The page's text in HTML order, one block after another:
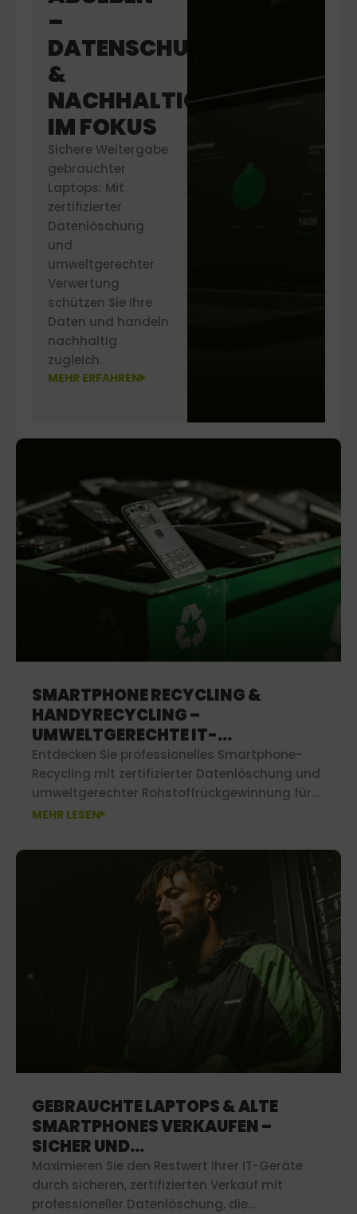
–
DATENSCHUTZ
&
NACHHALTIGKEIT
IM FOKUS
Sichere Weitergabe
gebrauchter
Laptops: Mit
zertifizierter
Datenlöschung
und
umweltgerechter
Verwertung
schützen Sie Ihre
Daten und handeln
nachhaltig
zugleich.
MEHR ERFAHREN
SMARTPHONE RECYCLING &
HANDYRECYCLING –
UMWELTGERECHTE IT-
ENTSORGUNG BEI SECOND IT
Entdecken Sie professionelles Smartphone-
Recycling mit zertifizierter Datenlöschung und
umweltgerechter Rohstoffrückgewinnung für
maximale Sicherheit und Nachhaltigkeit.
MEHR LESEN
GEBRAUCHTE LAPTOPS & ALTE
SMARTPHONES VERKAUFEN –
SICHER UND
DATENSCHUTZGERECHT
Maximieren Sie den Restwert Ihrer IT-Geräte
durch sicheren, zertifizierten Verkauf mit
professioneller Datenlöschung, die